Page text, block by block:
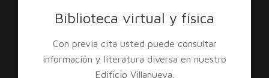
Biblioteca virtual y física
Con previa cita usted puede consultar
información y literatura diversa en nuestro
Edificio Villanueva.